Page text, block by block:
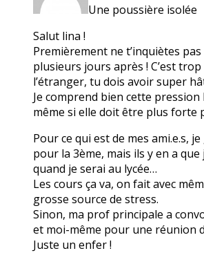
Une poussière isolée
Salut lina !
Premièrement ne t’inquiètes
plusieurs jours après ! C’est
l’étranger, tu dois avoir super
Je comprend bien cette pression
même si elle doit être plus forte
Pour ce qui est de mes ami.e.s,
pour la 3ème, mais ils y en a que
quand je serai au lycée…
Les cours ça va, on fait avec
grosse source de stress.
Sinon, ma prof principale a
et moi-même pour une réunion
Juste un enfer !